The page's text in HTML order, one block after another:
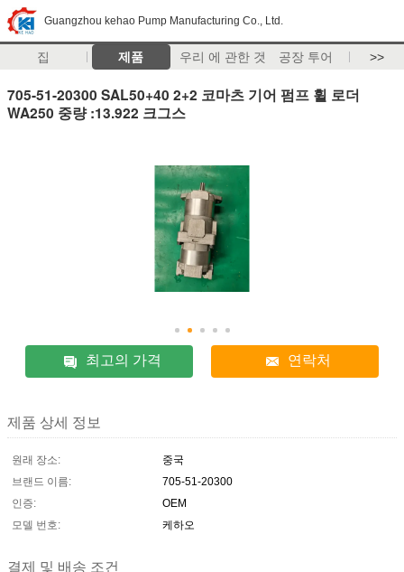
Guangzhou kehao Pump Manufacturing Co., Ltd.
집 제품 우리 에 관한 것 공장 투어 >>
705-51-20300 SAL50+40 2+2 코마츠 기어 펌프 휠 로더
WA250 중량 :13.922 크그스
최고의 가격 연락처
제품 상세 정보
원래 장소:
중국
브랜드 이름:
705-51-20300
인증:
OEM
모델 번호:
케하오
결제 및 배송 조건